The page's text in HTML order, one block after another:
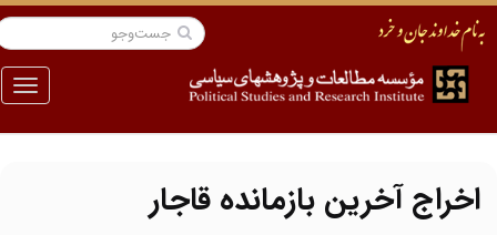
منو
اخراج آخرین بازمانده قاجار